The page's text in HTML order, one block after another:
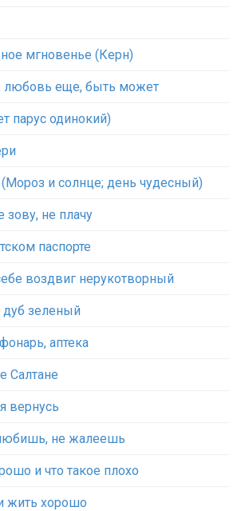
мгновенье (Керн)
любовь еще, быть может
парус одинокий)
и солнце; день чудесный)
не плачу
паспорте
воздвиг нерукотворный
зеленый
аптека
Салтане
вернусь
не жалеешь
и что такое плохо
жить хорошо